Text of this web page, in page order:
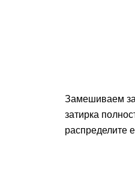
Замешиваем
затирка
распределите